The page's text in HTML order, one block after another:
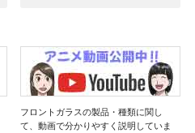
フロントガラスの製品・種類に関し
て、動画で分かりやすく説明していま